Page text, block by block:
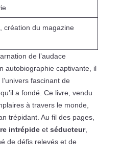
création du magazine
de l’audace
autobiographie captivante, il
fascinant de
a fondé. Ce livre, vendu
à travers le monde,
trépidant. Au fil des pages,
intrépideet séducteur,
de défis relevés et de